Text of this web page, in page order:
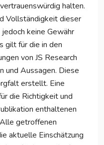
halten.
Vollständigkeit dieser
keine Gewähr
gilt für die in den
von JS Research
und Aussagen. Diese
erstellt. Eine
die Richtigkeit und
enthaltenen
getroffenen
aktuelle Einschätzung